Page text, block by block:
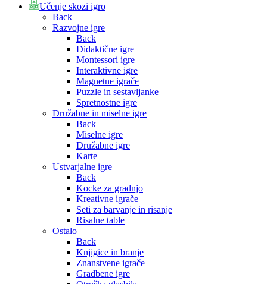
Učenje skozi igro
Back
Razvojne igre
Back
Didaktične igre
Montessori igre
Interaktivne igre
Magnetne igrače
Puzzle in sestavljanke
Spretnostne igre
Družabne in miselne igre
Back
Miselne igre
Družabne igre
Karte
Ustvarjalne igre
Back
Kocke za gradnjo
Kreativne igrače
Seti za barvanje in risanje
Risalne table
Ostalo
Back
Knjigice in branje
Znanstvene igrače
Gradbene igre